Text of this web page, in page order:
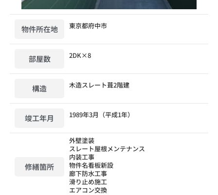
物件所在地 東京都府中市
部屋数 2DK×8
構造 木造スレート葺2階建
竣工年月 1989年3月（平成1年）
修繕箇所
外壁塗装
スレート屋根メンテナンス
内装工事
物件名看板新設
廊下防水工事
滑り止め施工
エアコン交換